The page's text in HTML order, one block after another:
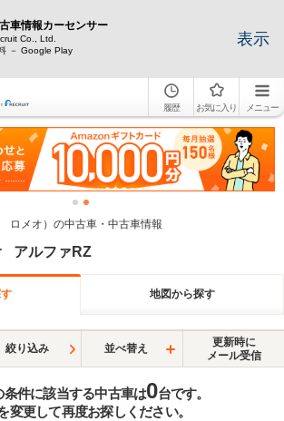
車情報カーセンサー
Co., Ltd.
－ Google Play
表示
履歴 お気に入り メニュー
ロメオ）の中古車・中古車情報
アルファRZ
地図から探す
絞り込み 並べ替え
更新時に
メール受信
条件に該当する中古車は0台です。
変更して再度お探しください。